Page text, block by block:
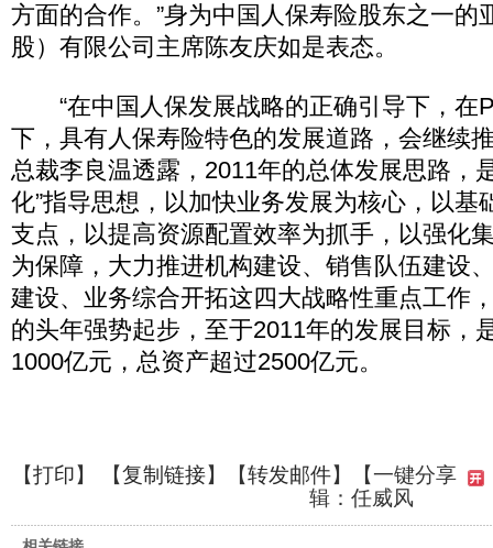
方面的合作。”身为中国人保寿险股东之一的
股）有限公司主席陈友庆如是表态。
“在中国人保发展战略的正确引导下，在
下，具有人保寿险特色的发展道路，会继续
总裁李良温透露，2011年的总体发展思路，
化”指导思想，以加快业务发展为核心，以基
支点，以提高资源配置效率为抓手，以强化
为保障，大力推进机构建设、销售队伍建设
建设、业务综合开拓这四大战略性重点工作
的头年强势起步，至于2011年的发展目标，
1000亿元，总资产超过2500亿元。
【打印】 【复制链接】【转发邮件】
【一键分享
辑：任威风